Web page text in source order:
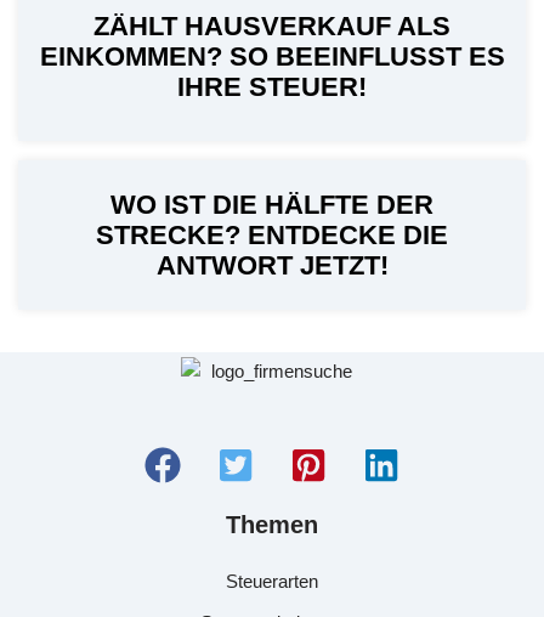
ZÄHLT HAUSVERKAUF ALS
EINKOMMEN? SO BEEINFLUSST ES
IHRE STEUER!
WO IST DIE HÄLFTE DER
STRECKE? ENTDECKE DIE
ANTWORT JETZT!
Themen
Steuerarten